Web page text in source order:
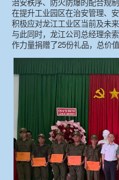
在提升工业园区在治安管理、
积极应对龙江工业区当前及未
与此同时，龙江公司总经理余
作力量捐赠了25份礼品，总价